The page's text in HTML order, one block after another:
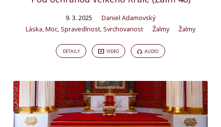
9. 3. 2025
Daniel Adamovský
Láska,Moc, Spravedlnost, Svrchovanost Žalmy Žalmy
DETAILY VIDEO AUDIO